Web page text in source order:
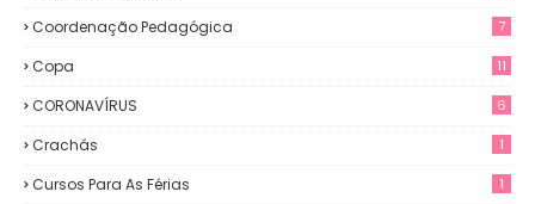
Coordenação Pedagógica 7
Copa 11
CORONAVÍRUS 6
Crachás 1
Cursos Para As Férias 1